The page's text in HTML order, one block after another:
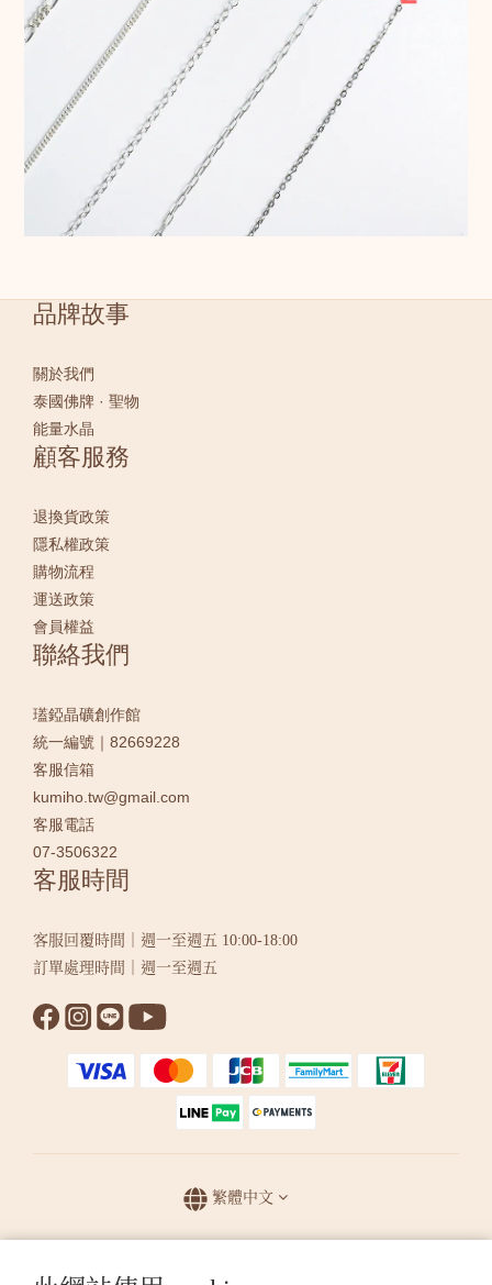
品牌故事
關於我們
泰國佛牌 · 聖物
能量水晶
顧客服務
退換貨政策
隱私權政策
購物流程
運送政策
會員權益
聯絡我們
瓂錏晶礦創作館
統一編號｜82669228
客服信箱
kumiho.tw@gmail.com
客服電話
07-3506322
客服時間
客服回覆時間｜週一至週五 10:00-18:00
訂單處理時間｜週一至週五
繁體中文
提醒您，我們不會以電話或簡訊方式通知變更付款方式。